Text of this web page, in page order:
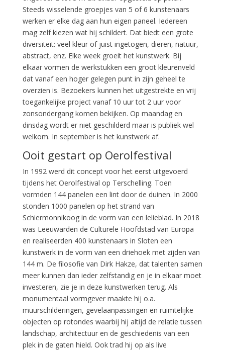
Steeds wisselende groepjes van 5 of 6 kunstenaars
werken er elke dag aan hun eigen paneel. Iedereen
mag zelf kiezen wat hij schildert. Dat biedt een grote
diversiteit: veel kleur of juist ingetogen, dieren, natuur,
abstract, enz. Elke week groeit het kunstwerk. Bij
elkaar vormen de werkstukken een groot kleurenveld
dat vanaf een hoger gelegen punt in zijn geheel te
overzien is. Bezoekers kunnen het uitgestrekte en vrij
toegankelijke project vanaf 10 uur tot 2 uur voor
zonsondergang komen bekijken. Op maandag en
dinsdag wordt er niet geschilderd maar is publiek wel
welkom. In september is het kunstwerk af.
Ooit gestart op Oerolfestival
In 1992 werd dit concept voor het eerst uitgevoerd
tijdens het Oerolfestival op Terschelling. Toen
vormden 144 panelen een lint door de duinen. In 2000
stonden 1000 panelen op het strand van
Schiermonnikoog in de vorm van een lelieblad. In 2018
was Leeuwarden de Culturele Hoofdstad van Europa
en realiseerden 400 kunstenaars in Sloten een
kunstwerk in de vorm van een driehoek met zijden van
144 m. De filosofie van Dirk Hakze, dat talenten samen
meer kunnen dan ieder zelfstandig en je in elkaar moet
investeren, zie je in deze kunstwerken terug. Als
monumentaal vormgever maakte hij o.a.
muurschilderingen, gevelaanpassingen en ruimtelijke
objecten op rotondes waarbij hij altijd de relatie tussen
landschap, architectuur en de geschiedenis van een
plek in de gaten hield. Ook trad hij op als live